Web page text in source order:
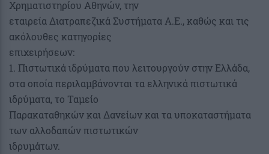
Χρηματιστηρίου Αθηνών, την
εταιρεία Διατραπεζικά Συστήματα Α.Ε., καθώς και τις
ακόλουθες κατηγορίες
επιχειρήσεων:
1. Πιστωτικά ιδρύματα που λειτουργούν στην Ελλάδα,
στα οποία περιλαμβάνονται τα ελληνικά πιστωτικά
ιδρύματα, το Ταμείο
Παρακαταθηκών και Δανείων και τα υποκαταστήματα
των αλλοδαπών πιστωτικών
ιδρυμάτων.